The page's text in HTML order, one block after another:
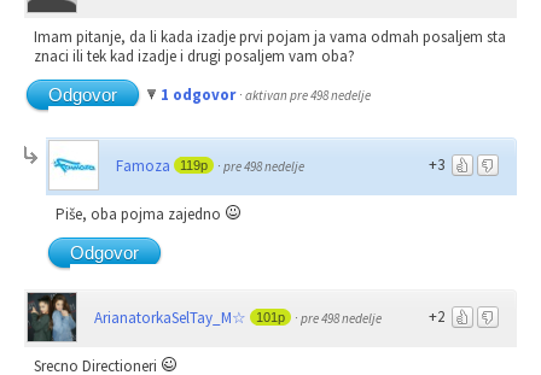
Imam pitanje, da li kada izadje prvi pojam ja vama odmah posaljem sta
znaci ili tek kad izadje i drugi posaljem vam oba?
Odgovor
1 odgovor · aktivan pre 498 nedelje
+3
Famoza 119p · pre 498 nedelje
Piše, oba pojma zajedno
Odgovor
+2
ArianatorkaSelTay_M☆ 101p · pre 498 nedelje
Srecno Directioneri